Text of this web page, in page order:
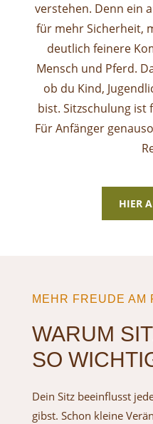
verstehen. Denn ein
für mehr Sicherheit,
deutlich feinere
Mensch und Pferd.
ob du Kind,
bist. Sitzschulung ist
Für Anfänger
HIER
MEHR FREUDE AM
WARUM
SO
Dein Sitz beeinflusst
gibst. Schon kleine